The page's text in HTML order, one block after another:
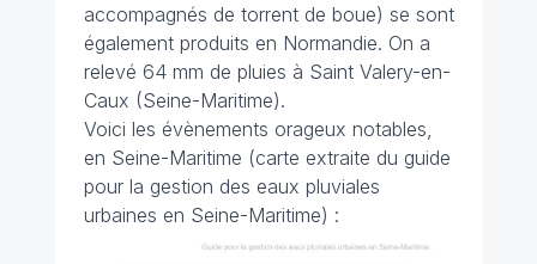
accompagnés de torrent de boue) se sont
également produits en Normandie. On a
relevé 64 mm de pluies à Saint Valery-en-
Caux (Seine-Maritime).
Voici les évènements orageux notables,
en Seine-Maritime (carte extraite du guide
pour la gestion des eaux pluviales
urbaines en Seine-Maritime) :